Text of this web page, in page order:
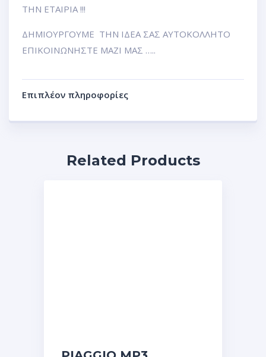
ΤΗΝ ΕΤΑΙΡΙΑ !!!
ΔΗΜΙΟΥΡΓΟΥΜΕ ΤΗΝ ΙΔΕΑ ΣΑΣ ΑΥΤΟΚΟΛΛΗΤΟ
ΕΠΙΚΟΙΝΩΝΗΣΤΕ ΜΑΖΙ ΜΑΣ …..
Επιπλέον πληροφορίες
Related Products